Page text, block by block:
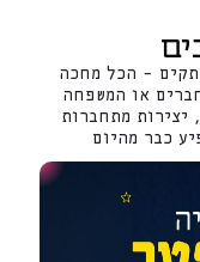
– הכל מחכה
או המשפחה
יצירות מתחברות
כבר מהיום